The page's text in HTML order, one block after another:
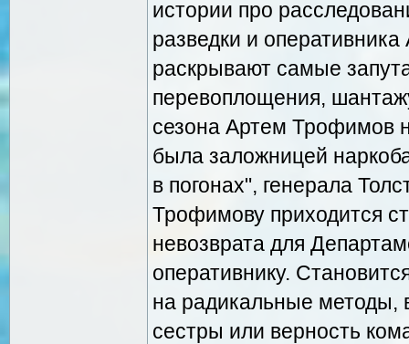
истории про
разведки и
раскрывают самые
перевоплощения,
сезона Артем Трофимов
была заложницей
в погонах", генерала
Трофимову приходится
невозврата для
оперативнику.
на радикальные методы,
сестры или верность